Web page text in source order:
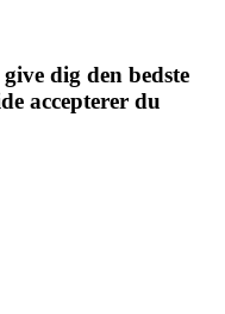
dig den bedste
accepterer du